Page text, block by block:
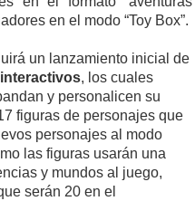
en el modo “Toy Box”.
un lanzamiento inicial de
, los cuales
y personalicen su
figuras de personajes que
personajes al modo
las figuras usarán una
y mundos al juego,
serán 20 en el